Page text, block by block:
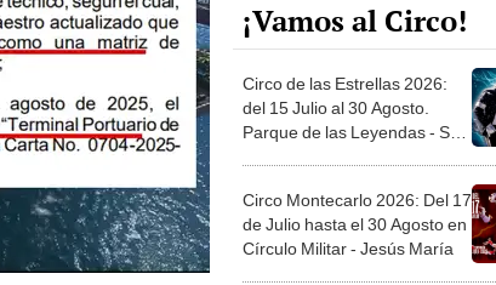
¡Vamos al Circo!
Circo de las Estrellas 2026:
del 15 Julio al 30 Agosto.
Parque de las Leyendas - San
Circo Montecarlo 2026: Del 17
de Julio hasta el 30 Agosto en
Círculo Militar - Jesús María